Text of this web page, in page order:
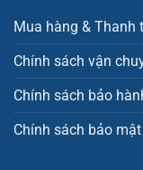
Mua hàng & Thanh
Chính sách vận
Chính sách bảo
Chính sách bảo mật